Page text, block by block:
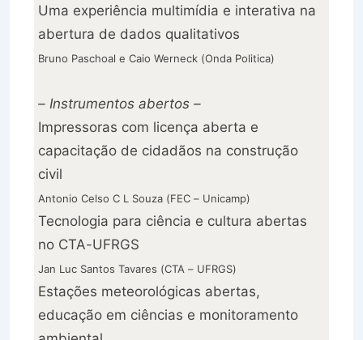
Uma experiência multimídia e interativa na
abertura de dados qualitativos
Bruno Paschoal e Caio Werneck (Onda Politica)
– Instrumentos abertos –
Impressoras com licença aberta e
capacitação de cidadãos na construção
civil
Antonio Celso C L Souza (FEC – Unicamp)
Tecnologia para ciência e cultura abertas
no CTA-UFRGS
Jan Luc Santos Tavares (CTA – UFRGS)
Estações meteorológicas abertas,
educação em ciências e monitoramento